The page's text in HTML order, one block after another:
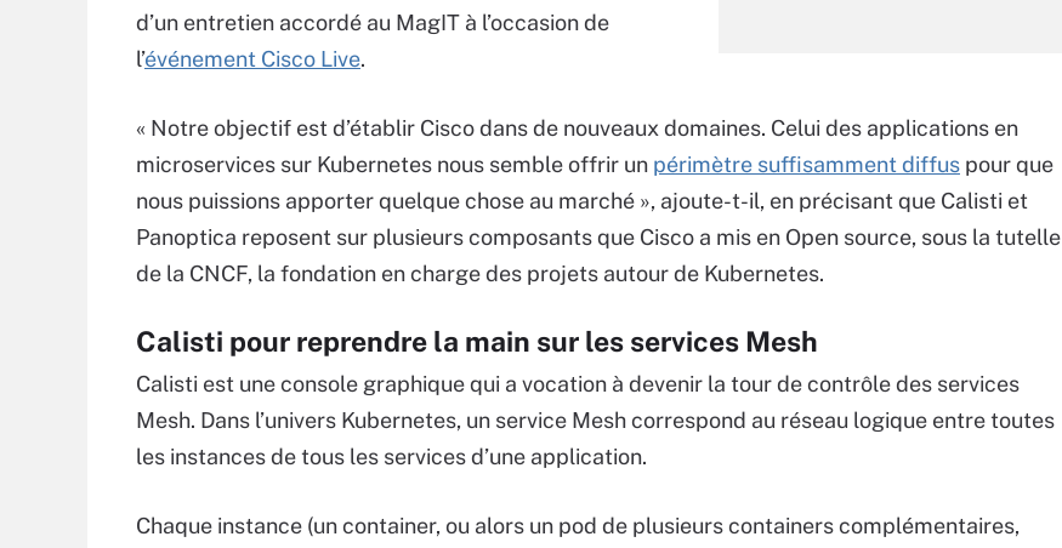
d’un entretien accordé au MagIT à l’occasion de
l’événement Cisco Live.
« Notre objectif est d’établir Cisco dans de nouveaux domaines. Celui des applications en
microservices sur Kubernetes nous semble offrir un périmètre suffisamment diffus pour que
nous puissions apporter quelque chose au marché », ajoute-t-il, en précisant que Calisti et
Panoptica reposent sur plusieurs composants que Cisco a mis en Open source, sous la tutelle
de la CNCF, la fondation en charge des projets autour de Kubernetes.
Calisti pour reprendre la main sur les services Mesh
Calisti est une console graphique qui a vocation à devenir la tour de contrôle des services
Mesh. Dans l’univers Kubernetes, un service Mesh correspond au réseau logique entre toutes
les instances de tous les services d’une application.
Chaque instance (un container, ou alors un pod de plusieurs containers complémentaires,